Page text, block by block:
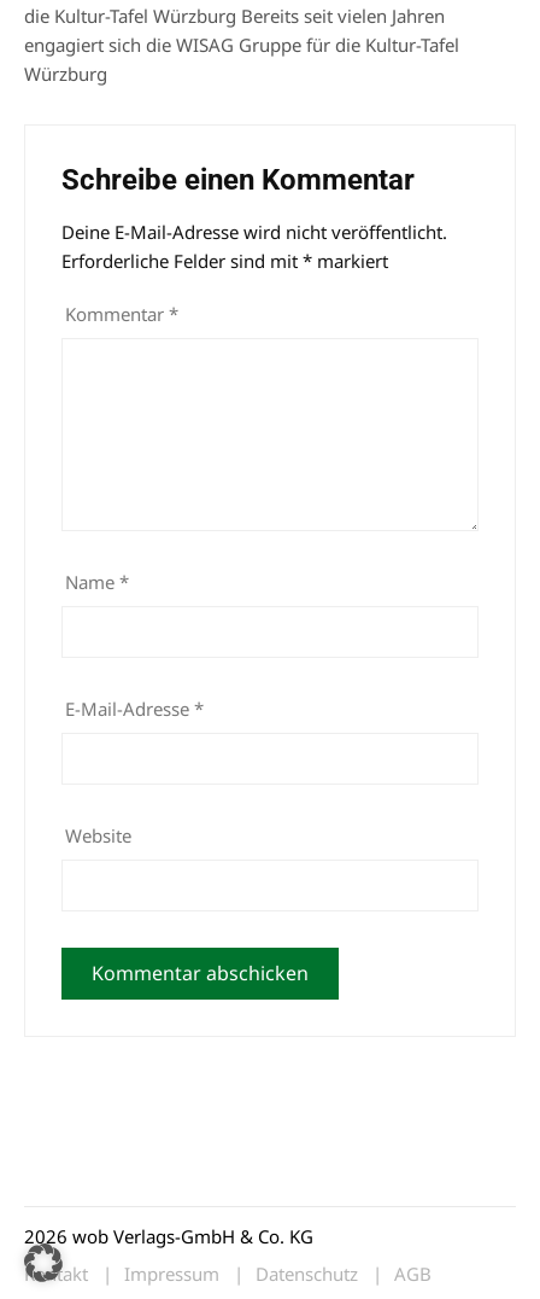
die Kultur-Tafel Würzburg Bereits seit vielen Jahren
engagiert sich die WISAG Gruppe für die Kultur-Tafel
Würzburg
Schreibe einen Kommentar
Deine E-Mail-Adresse wird nicht veröffentlicht.
Erforderliche Felder sind mit * markiert
Kommentar *
Name *
E-Mail-Adresse *
Website
Alternative:
2026 wob Verlags-GmbH & Co. KG
Kontakt
Impressum Datenschutz AGB